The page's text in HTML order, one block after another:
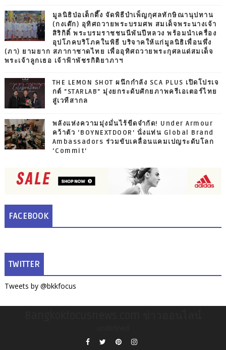
มูลนิธิป่อเต็กตึ๊ง จัดพิธีบำเพ็ญกุศลทักษิณานุปทาน
(กงเต๊ก) อุทิศถวายพระบรมศพ สมเด็จพระนางเจ้า
สิริกิติ์ พระบรมราชชนนีพันปีหลวง พร้อมนำเครื่อง
อุปโภคบริโภคในพิธี บริจาคให้แก่มูลนิธิเพื่อนพึ่ง
(ภา) ยามยาก สภากาชาดไทย เพื่ออุทิศถวายพระกุศลแด่สมเด็จ
พระเจ้าลูกเธอ เจ้าฟ้าพัชรกิติยาภาฯ
THE LEMON SHOT ผนึกกำลัง SCA PLUS เปิดโปรเจ
กต์ "STARLAB" มุ่งยกระดับศักยภาพครีเอเตอร์ไทย
สู่เวทีสากล
พลังแห่งความมุ่งมั่นไร้ขีดจำกัด! Under Armour
คว้าตัว ‘BOYNEXTDOOR’ นั่งแท่น Global Brand
Ambassadors ร่วมขับเคลื่อนแคมเปญระดับโลก
‘Commit’
FACEBOOK
TWITTER
Tweets by @bkkfocus